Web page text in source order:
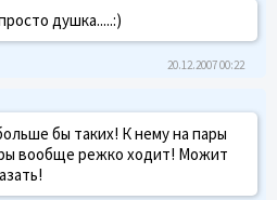
душка.....:)
20.12.2007 00:22
бы таких! К нему на пары
вообще режко ходит! Можит